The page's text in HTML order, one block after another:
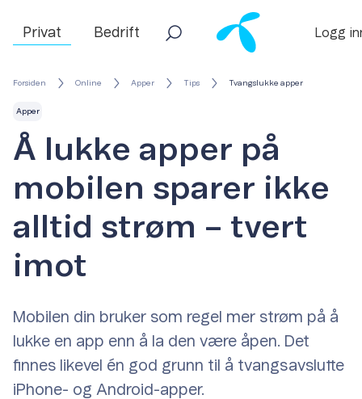
Privat Bedrift Logg
Forsiden Online Apper Tips Tvangslukke apper
Apper
Å lukke apper på
mobilen sparer ikke
alltid strøm – tvert
imot
Mobilen din bruker som regel mer strøm på å
lukke en app enn å la den være åpen. Det
finnes likevel én god grunn til å tvangsavslutte
iPhone- og Android-apper.